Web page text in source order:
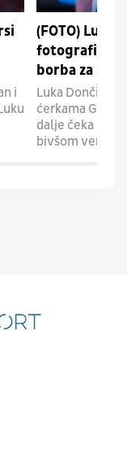
i
(FOTO) Luka
fotografiju
borba za
Luka Dončić
ćerkama
dalje čeka
bivšom